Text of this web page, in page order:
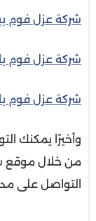
شركة عزل فوم
شركة عزل فوم
شركة عزل فوم
وأخيرًا يمكنك
من خلال موقع
التواصل على مدار